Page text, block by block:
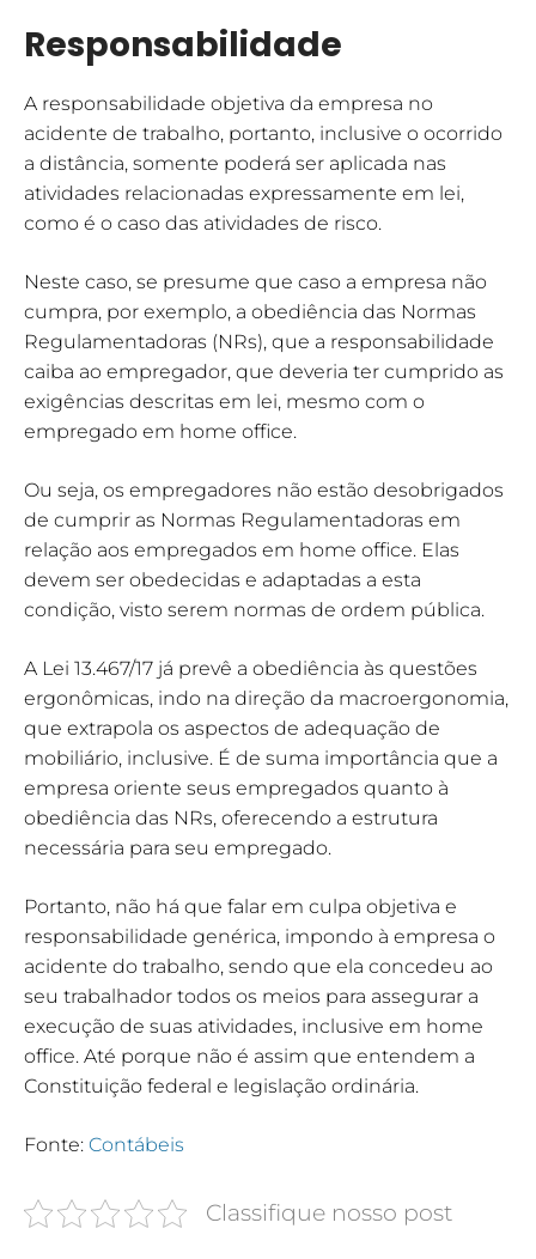
Responsabilidade
A responsabilidade objetiva da empresa no
acidente de trabalho, portanto, inclusive o ocorrido
a distância, somente poderá ser aplicada nas
atividades relacionadas expressamente em lei,
como é o caso das atividades de risco.
Neste caso, se presume que caso a empresa não
cumpra, por exemplo, a obediência das Normas
Regulamentadoras (NRs), que a responsabilidade
caiba ao empregador, que deveria ter cumprido as
exigências descritas em lei, mesmo com o
empregado em home office.
Ou seja, os empregadores não estão desobrigados
de cumprir as Normas Regulamentadoras em
relação aos empregados em home office. Elas
devem ser obedecidas e adaptadas a esta
condição, visto serem normas de ordem pública.
A Lei 13.467/17 já prevê a obediência às questões
ergonômicas, indo na direção da macroergonomia,
que extrapola os aspectos de adequação de
mobiliário, inclusive. É de suma importância que a
empresa oriente seus empregados quanto à
obediência das NRs, oferecendo a estrutura
necessária para seu empregado.
Portanto, não há que falar em culpa objetiva e
responsabilidade genérica, impondo à empresa o
acidente do trabalho, sendo que ela concedeu ao
seu trabalhador todos os meios para assegurar a
execução de suas atividades, inclusive em home
office. Até porque não é assim que entendem a
Constituição federal e legislação ordinária.
Fonte: Contábeis
Classifique nosso post